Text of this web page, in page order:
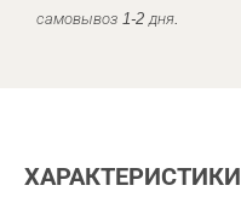
самовывоз 1-2 дня.
ХАРАКТЕРИСТИКИ